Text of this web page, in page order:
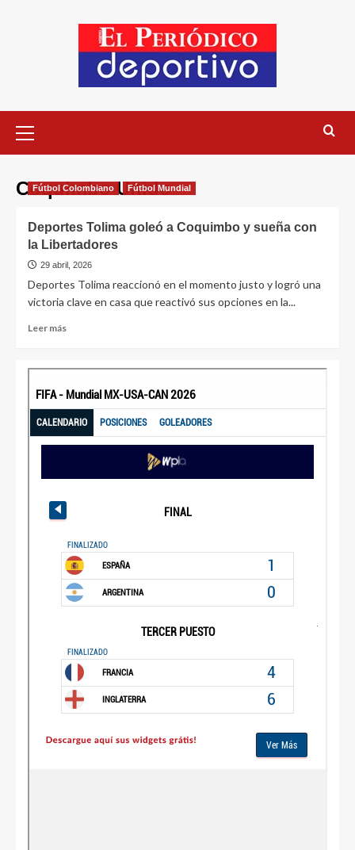
Coquimbo Unido
Fútbol Colombiano Fútbol Mundial
Deportes Tolima goleó a Coquimbo y sueña con
la Libertadores
29 abril, 2026
Deportes Tolima reaccionó en el momento justo y logró una
victoria clave en casa que reactivó sus opciones en la...
Leer más